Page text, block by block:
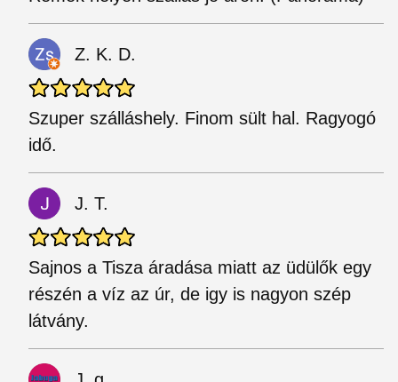
Z. K. D.
Szuper szálláshely. Finom sült hal. Ragyogó
idő.
J. T.
Sajnos a Tisza áradása miatt az üdülők egy
részén a víz az úr, de igy is nagyon szép
látvány.